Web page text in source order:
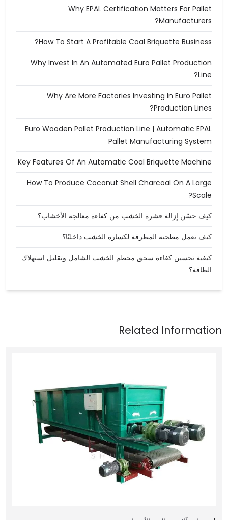
Why EPAL Certification Matters For Pallet
Manufacturers?
How To Start A Profitable Coal Briquette Business?
Why Invest In An Automated Euro Pallet Production
Line?
Why Are More Factories Investing In Euro Pallet
Production Lines?
Euro Wooden Pallet Production Line | Automatic EPAL
Pallet Manufacturing System
Key Features Of An Automatic Coal Briquette Machine
How To Produce Coconut Shell Charcoal On A Large
Scale?
كيف حسّن إزالة قشرة الخشب من كفاءة معالجة الأخشاب؟
كيف تعمل مطحنة المطرقة لكسارة الخشب داخليًا؟
كيفية تحسين كفاءة سحق محطم الخشب الشامل وتقليل استهلاك
الطاقة؟